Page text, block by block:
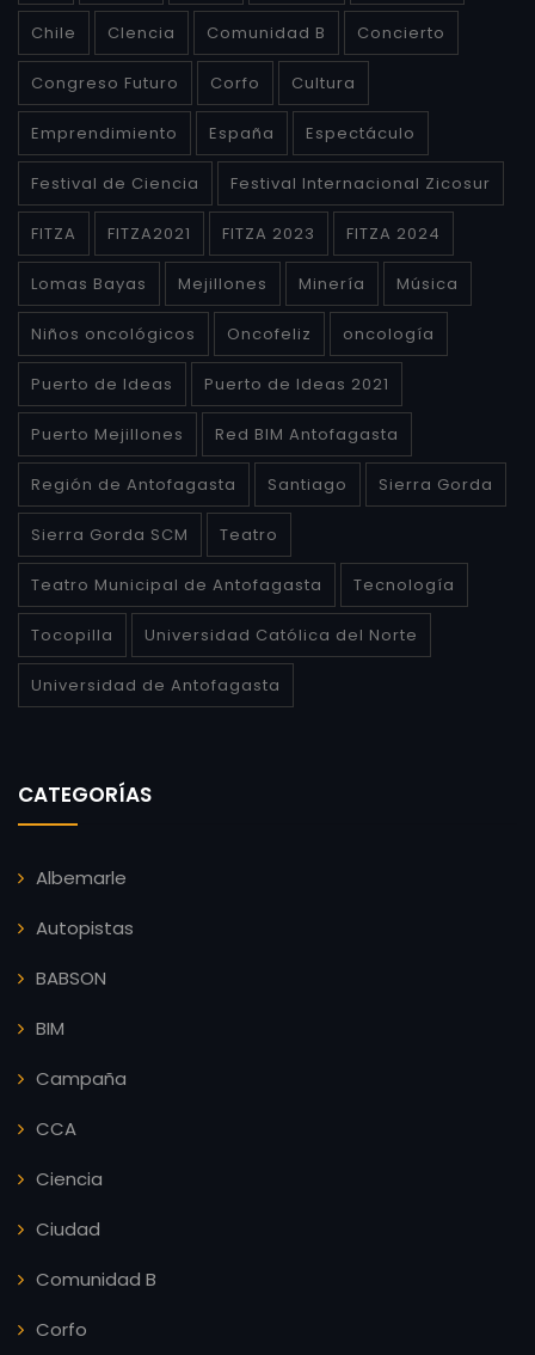
Chile CIencia Comunidad B Concierto
Congreso Futuro Corfo Cultura
Emprendimiento España Espectáculo
Festival de Ciencia Festival Internacional Zicosur
FITZA FITZA2021 FITZA 2023 FITZA 2024
Lomas Bayas Mejillones Minería Música
Niños oncológicos Oncofeliz oncología
Puerto de Ideas Puerto de Ideas 2021
Puerto Mejillones Red BIM Antofagasta
Región de Antofagasta Santiago Sierra Gorda
Sierra Gorda SCM Teatro
Teatro Municipal de Antofagasta Tecnología
Tocopilla Universidad Católica del Norte
Universidad de Antofagasta
CATEGORÍAS
Albemarle
Autopistas
BABSON
BIM
Campaña
CCA
Ciencia
Ciudad
Comunidad B
Corfo